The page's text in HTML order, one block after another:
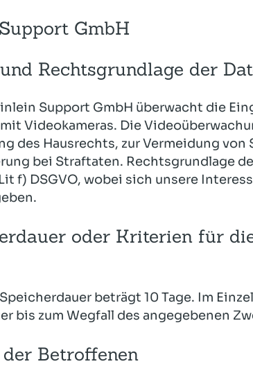
GmbH
Rechtsgrundlage der
Support GmbH überwacht die
Videokameras. Die
des Hausrechts, zur Vermeidung von
bei Straftaten. Rechtsgrundlage
f) DSGVO, wobei sich unsere
oder Kriterien für
beträgt 10 Tage. Im
bis zum Wegfall des angegebenen
der Betroffenen